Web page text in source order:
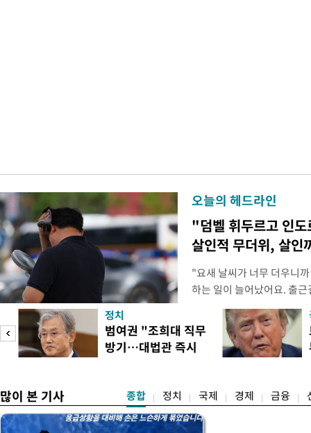
오늘의 헤드라인
"덤벨 휘두르고 인도
살인적 무더위, 살인
"요새 날씨가 너무 더우니
하는 일이 늘어났어요. 출
거나, 누가 길을 막고 서
(40대 직장인 A씨) 유례없
에도 쉽게 짜증을 내거나
있다. 높은 기온과 습도가
정치
범여권 "조희대 직무
방기…대법관 즉시
많이 본 기사 종합 정치 국제 경제 금융